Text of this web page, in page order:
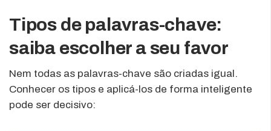
Tipos de palavras-chave:
saiba escolher a seu favor
Nem todas as palavras-chave são criadas igual.
Conhecer os tipos e aplicá-los de forma inteligente
pode ser decisivo: